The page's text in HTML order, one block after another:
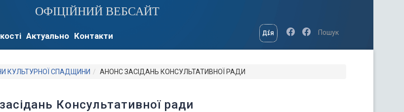
ОФІЦІЙНИЙ ВЕБСАЙТ
Актуально Контакти
КУЛЬТУРНОЇ СПАДЩИНИ АНОНС ЗАСІДАНЬ КОНСУЛЬТАТИВНОЇ РАДИ
Консультативної ради